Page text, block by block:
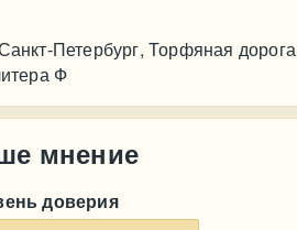
Петербург, Торфяная дорога
Ф
мнение
доверия